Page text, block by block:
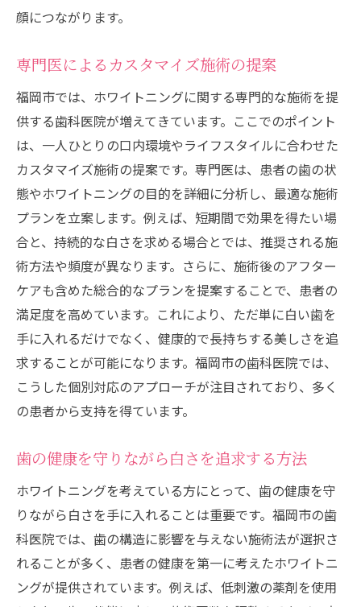
顔につながります。
専門医によるカスタマイズ施術の提案
福岡市では、ホワイトニングに関する専門的な施術を提
供する歯科医院が増えてきています。ここでのポイント
は、一人ひとりの口内環境やライフスタイルに合わせた
カスタマイズ施術の提案です。専門医は、患者の歯の状
態やホワイトニングの目的を詳細に分析し、最適な施術
プランを立案します。例えば、短期間で効果を得たい場
合と、持続的な白さを求める場合とでは、推奨される施
術方法や頻度が異なります。さらに、施術後のアフター
ケアも含めた総合的なプランを提案することで、患者の
満足度を高めています。これにより、ただ単に白い歯を
手に入れるだけでなく、健康的で長持ちする美しさを追
求することが可能になります。福岡市の歯科医院では、
こうした個別対応のアプローチが注目されており、多く
の患者から支持を得ています。
歯の健康を守りながら白さを追求する方法
ホワイトニングを考えている方にとって、歯の健康を守
りながら白さを手に入れることは重要です。福岡市の歯
科医院では、歯の構造に影響を与えない施術法が選択さ
れることが多く、患者の健康を第一に考えたホワイトニ
ングが提供されています。例えば、低刺激の薬剤を使用